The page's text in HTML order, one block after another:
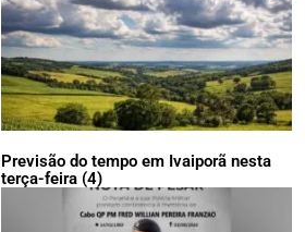
Previsão do tempo em Ivaiporã nesta
terça-feira (4)